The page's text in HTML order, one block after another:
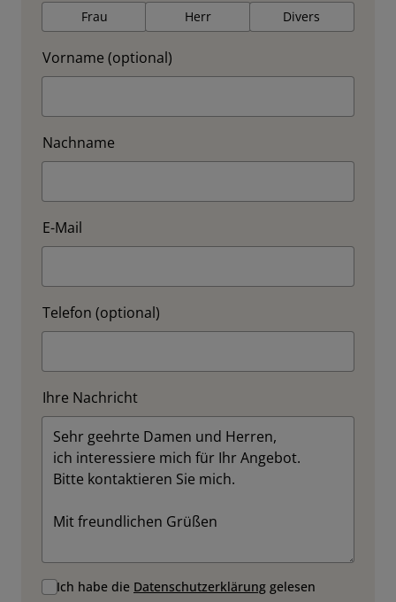
Frau Herr Divers
Vorname (optional)
Nachname
E-Mail
Telefon (optional)
Ihre Nachricht
Ich habe die Datenschutzerklärung gelesen